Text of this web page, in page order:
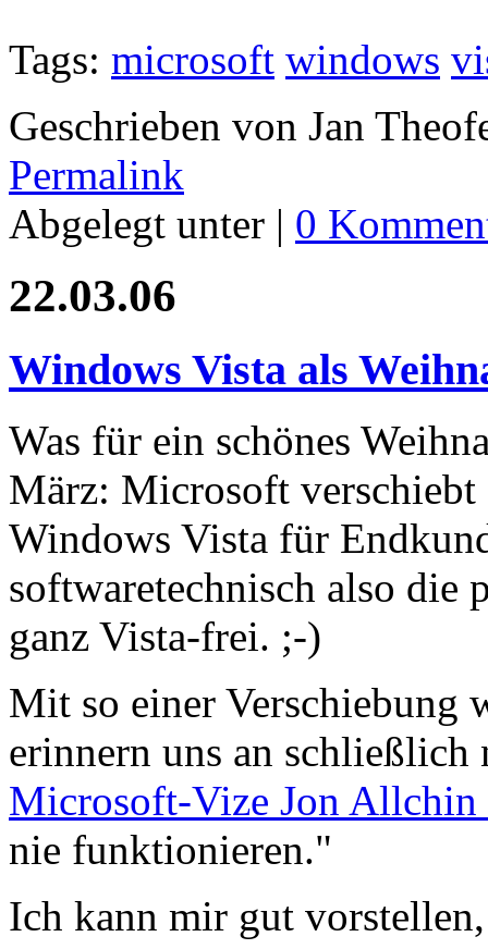
Tags: microsoft windows
Geschrieben von Jan
Permalink
Abgelegt unter | 0
22.03.06
Windows Vista als
Was für ein schönes
März: Microsoft
Windows Vista für
softwaretechnisch also die
ganz Vista-frei. ;-)
Mit so einer Verschiebung
erinnern uns an schließlich
Microsoft-Vize Jon Allchin
nie funktionieren."
Ich kann mir gut